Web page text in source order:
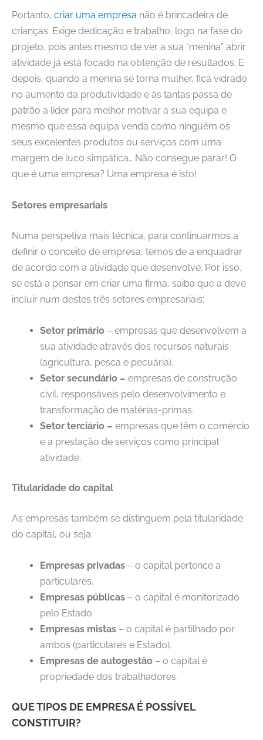
Portanto, criar uma empresa não é brincadeira de
crianças. Exige dedicação e trabalho, logo na fase do
projeto, pois antes mesmo de ver a sua “menina” abrir
atividade já está focado na obtenção de resultados. E
depois, quando a menina se torna mulher, fica vidrado
no aumento da produtividade e às tantas passa de
patrão a líder para melhor motivar a sua equipa e
mesmo que essa equipa venda como ninguém os
seus excelentes produtos ou serviços com uma
margem de luco simpática… Não consegue parar! O
que é uma empresa? Uma empresa é isto!
Setores empresariais
Numa perspetiva mais técnica, para continuarmos a
definir o conceito de empresa, temos de a enquadrar
de acordo com a atividade que desenvolve. Por isso,
se está a pensar em criar uma firma, saiba que a deve
incluir num destes três setores empresariais:
Setor primário – empresas que desenvolvem a
sua atividade através dos recursos naturais
(agricultura, pesca e pecuária).
Setor secundário – empresas de construção
civil, responsáveis pelo desenvolvimento e
transformação de matérias-primas.
Setor terciário – empresas que têm o comércio
e a prestação de serviços como principal
atividade.
Titularidade do capital
As empresas também se distinguem pela titularidade
do capital, ou seja:
Empresas privadas – o capital pertence a
particulares.
Empresas públicas – o capital é monitorizado
pelo Estado.
Empresas mistas – o capital é partilhado por
ambos (particulares e Estado).
Empresas de autogestão – o capital é
propriedade dos trabalhadores.
QUE TIPOS DE EMPRESA É POSSÍVEL
CONSTITUIR?